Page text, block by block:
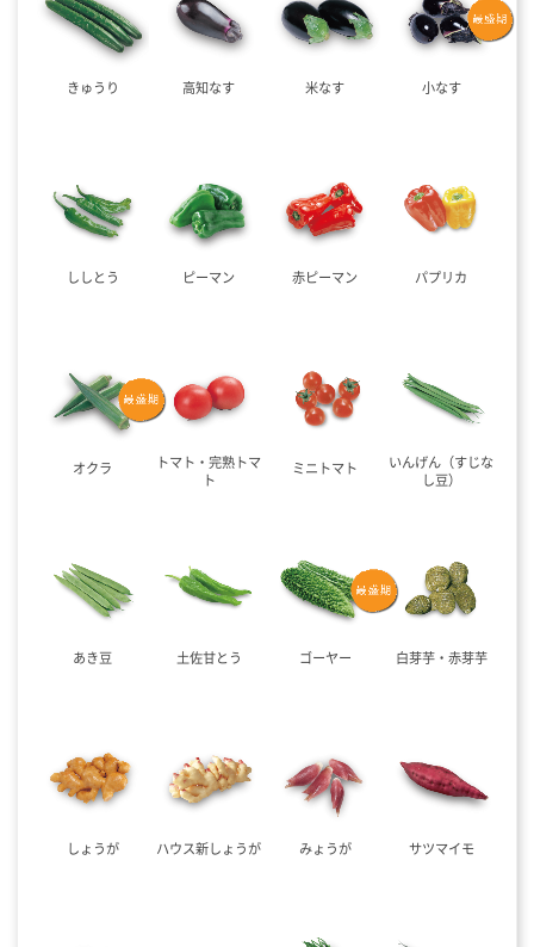
きゅうり 高知なす 米なす 小なす
ししとう ピーマン 赤ピーマン パプリカ
オクラ
トマト・完熟トマ
ト
ミニトマト
いんげん（すじな
し豆）
あき豆 土佐甘とう ゴーヤー 白芽芋・赤芽芋
しょうが ハウス新しょうが みょうが サツマイモ